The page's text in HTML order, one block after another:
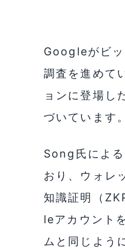
Googleがビ
調査を進めて
ョンに登場し
づいています。
Song氏によ
おり、ウォレ
知識証明（
leアカウント
ムと同じよう